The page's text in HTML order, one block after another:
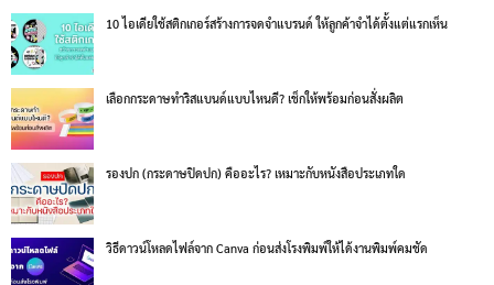
10 ไอเดียใช้สติกเกอร์สร้างการจดจำแบรนด์ ให้ลูกค้าจำได้ตั้งแต่แรกเห็น
เลือกกระดาษทำริสแบนด์แบบไหนดี? เช็กให้พร้อมก่อนสั่งผลิต
รองปก (กระดาษปิดปก) คืออะไร? เหมาะกับหนังสือประเภทใด
วิธีดาวน์โหลดไฟล์จาก Canva ก่อนส่งโรงพิมพ์ให้ได้งานพิมพ์คมชัด